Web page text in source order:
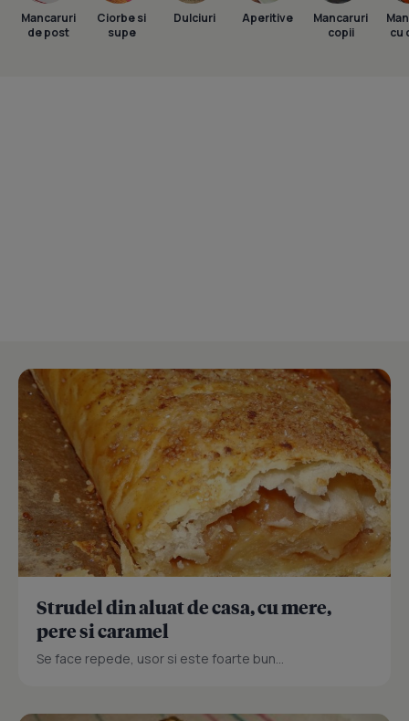
Mancaruri
de post
Ciorbe si
supe
Dulciuri Aperitive
Mancaruri
copii
cu
Strudel din aluat de casa, cu mere,
pere si caramel
Se face repede, usor si este foarte bun...